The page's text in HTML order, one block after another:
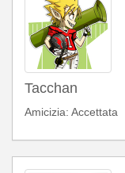
Tacchan
Amicizia: Accettata